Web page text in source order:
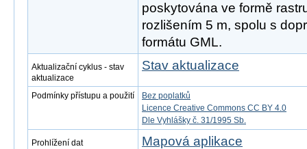
poskytována ve formě
rozlišením 5 m, spolu s
formátu GML.
Aktualizační cyklus - stav
aktualizace
Stav aktualizace
Podmínky přístupu a použití
Bez poplatků
Licence Creative Commons CC BY 4.0
Dle Vyhlášky č. 31/1995 Sb.
Prohlížení dat
Mapová aplikace